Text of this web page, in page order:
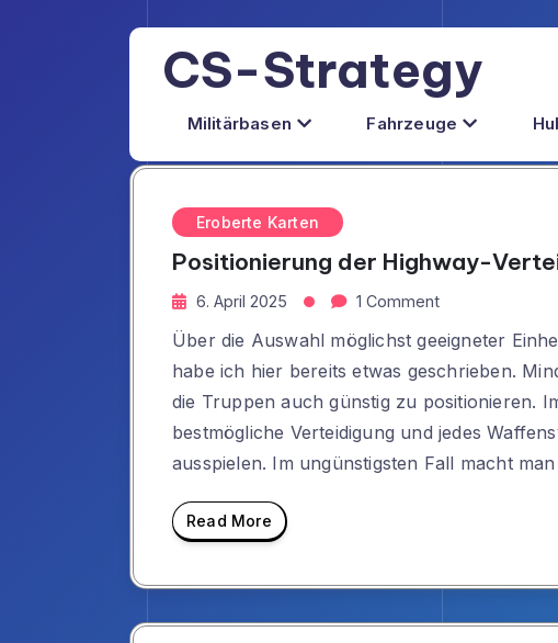
CS-Strategy
Militärbasen Fahrzeuge
Eroberte Karten
Positionierung der Highway-
6. April 2025 1 Comment
Über die Auswahl möglichst geeigneter
habe ich hier bereits etwas geschrieben.
die Truppen auch günstig zu positionieren.
bestmögliche Verteidigung und jedes
ausspielen. Im ungünstigsten Fall macht
Read More